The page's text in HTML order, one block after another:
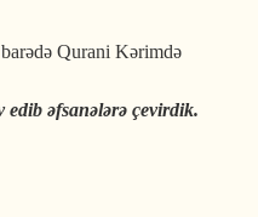
Qurani Kərimdə
edib əfsanələrə çevirdik.